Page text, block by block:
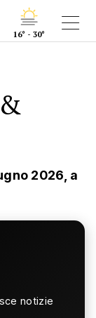
16° - 30°
2026, a
notizie